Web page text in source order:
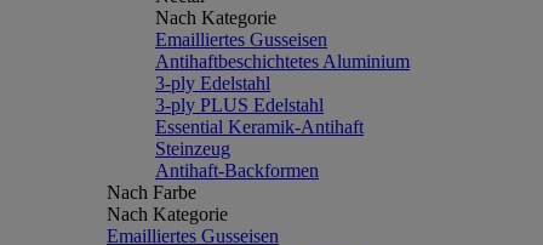
Nach Kategorie
Emailliertes Gusseisen
Antihaftbeschichtetes Aluminium
3-ply Edelstahl
3-ply PLUS Edelstahl
Essential Keramik-Antihaft
Steinzeug
Antihaft-Backformen
Nach Farbe
Nach Kategorie
Emailliertes Gusseisen